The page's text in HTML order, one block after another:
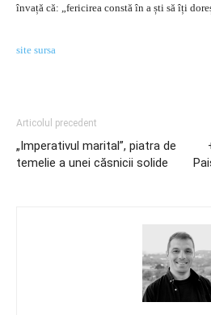
învață că: „fericirea constă în a ști să îți
site sursa
Articolul precedent
„Imperativul marital”, piatra de
temelie a unei căsnicii solide